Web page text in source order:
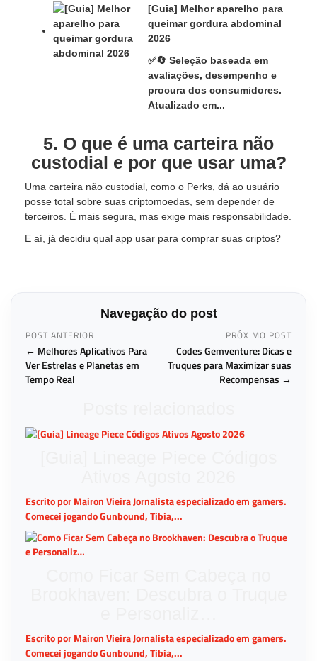
[Guia] Melhor aparelho para
queimar gordura abdominal
2026
✅🔄 Seleção baseada em
avaliações, desempenho e
procura dos consumidores.
Atualizado em...
5. O que é uma carteira não
custodial e por que usar uma?
Uma carteira não custodial, como o Perks, dá ao usuário
posse total sobre suas criptomoedas, sem depender de
terceiros. É mais segura, mas exige mais responsabilidade.
E aí, já decidiu qual app usar para comprar suas criptos?
Navegação do post
POST ANTERIOR
← Melhores Aplicativos Para
Ver Estrelas e Planetas em
Tempo Real
PRÓXIMO POST
Codes Gemventure: Dicas e
Truques para Maximizar suas
Recompensas →
Escrito por Mairon Vieira Jornalista especializado em gamers.
Comecei jogando Gunbound, Tibia,...
Escrito por Mairon Vieira Jornalista especializado em gamers.
Comecei jogando Gunbound, Tibia,...